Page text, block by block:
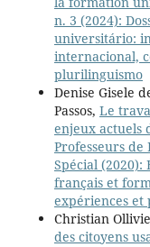
n. 3 (2024):
universitário:
internacional,
plurilinguismo
Denise Gisele
Passos, Le
enjeux actuels
Professeurs de
Spécial (2020):
français et
expériences et
Christian
des citoyens